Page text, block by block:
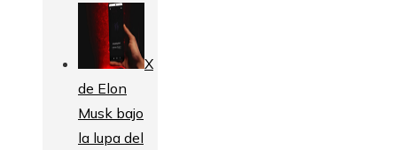
X
de Elon
Musk bajo
la lupa del